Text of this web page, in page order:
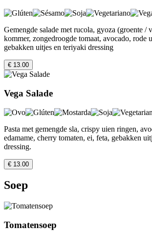
Gemengde salade met rucola, gyoza (groente /
kommer, zongedroogde tomaat, avocado, rode
gebakken uitjes en teriyaki dressing
€ 13.00
Vega Salade
Pasta met gemengde sla, crispy uien ringen,
edamame, cherry tomaten, ei, feta, gebakken
dressing.
€ 13.00
Soep
Tomatensoep